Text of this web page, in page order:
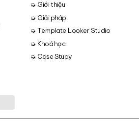
➭ Giới thiệu
➭ Giải pháp
➭ Template Looker Studio
➭ Khoá học
➭ Case Study